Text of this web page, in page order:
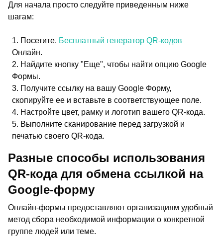
Для начала просто следуйте приведенным ниже
шагам:
Посетите. Бесплатный генератор QR-кодов
Онлайн.
Найдите кнопку "Еще", чтобы найти опцию Google
Формы.
Получите ссылку на вашу Google Форму,
скопируйте ее и вставьте в соответствующее поле.
Настройте цвет, рамку и логотип вашего QR-кода.
Выполните сканирование перед загрузкой и
печатью своего QR-кода.
Разные способы использования
QR-кода для обмена ссылкой на
Google-форму
Онлайн-формы предоставляют организациям удобный
метод сбора необходимой информации о конкретной
группе людей или теме.